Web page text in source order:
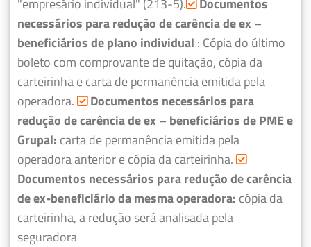
necessários para redução de carência de ex –
beneficiários de plano individual : Cópia do último
boleto com comprovante de quitação, cópia da
carteirinha e carta de permanência emitida pela
operadora.
Documentos necessários para
redução de carência de ex – beneficiários de PME e
Grupal: carta de permanência emitida pela
operadora anterior e cópia da carteirinha.
Documentos necessários para redução de carência
de ex-beneficiário da mesma operadora: cópia da
carteirinha, a redução será analisada pela
seguradora